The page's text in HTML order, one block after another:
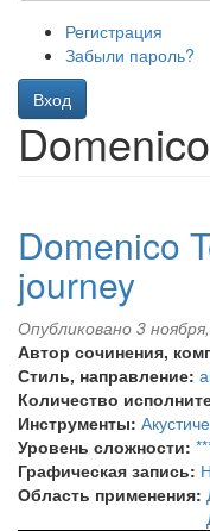
Регистрация
Забыли пароль?
Вход
Domenico
journey
Опубликовано 3
Автор сочинения,
Стиль, направление:
Количество
Инструменты:
Уровень сложности:
Графическая запись:
Область применения: